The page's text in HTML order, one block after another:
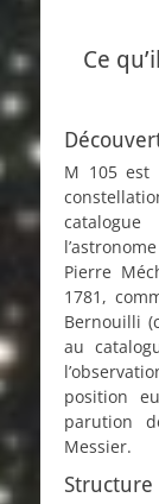
Ce
M 105 est
Pierre
1781,
Bernouilli
au
position
parution
Messier.
Structure